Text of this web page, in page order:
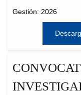
Gestión: 2026